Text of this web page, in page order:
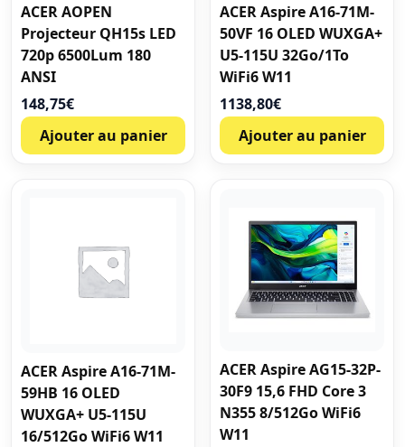
ACER AOPEN
Projecteur QH15s LED
720p 6500Lum 180
ANSI
148,75€
Ajouter au panier
ACER Aspire A16-71M-
50VF 16 OLED WUXGA+
U5-115U 32Go/1To
WiFi6 W11
1138,80€
Ajouter au panier
ACER Aspire A16-71M-
59HB 16 OLED
WUXGA+ U5-115U
16/512Go WiFi6 W11
ACER Aspire AG15-32P-
30F9 15,6 FHD Core 3
N355 8/512Go WiFi6
W11